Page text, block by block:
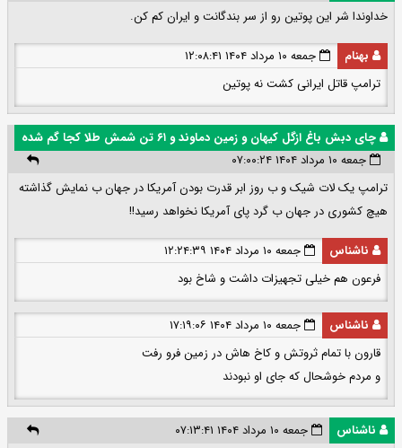
خداوندا شر این پوتین رو از سر بندگانت و ایران کم کن.
بهنام
جمعه ۱۰ مرداد ۱۴۰۴ ۱۲:۰۸:۴۱
ترامپ قاتل ایرانی کشت نه پوتین
چای دبش باغ ازگل کیهان و زمین دماوند و ۶۱ تن شمش طلا کجا گم شده
جمعه ۱۰ مرداد ۱۴۰۴ ۰۷:۰۰:۲۴
ترامپ یک لات شیک و ب روز ابر قدرت بودن آمریکا در جهان ب نمایش گذاشته
هیچ کشوری در جهان ب گرد پای آمریکا نخواهد رسید!!
ناشناس
جمعه ۱۰ مرداد ۱۴۰۴ ۱۲:۲۴:۳۹
فرعون هم خیلی تجهیزات داشت و شاخ بود
ناشناس
جمعه ۱۰ مرداد ۱۴۰۴ ۱۷:۱۹:۰۶
قارون با تمام ثروتش و کاخ هاش در زمین فرو رفت
و مردم خوشحال که جای او نبودند
ناشناس
جمعه ۱۰ مرداد ۱۴۰۴ ۰۷:۱۳:۴۱